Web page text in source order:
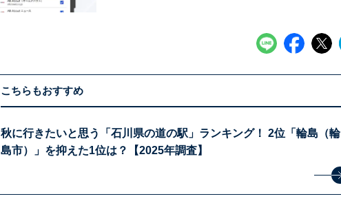
こちらもおすすめ
秋に行きたいと思う「石川県の道の駅」ランキング！ 2位「輪島（輪
島市）」を抑えた1位は？【2025年調査】